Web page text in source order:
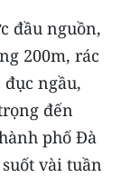
đầu nguồn,
200m, rác
ngầu,
đến
phố Đà
vài tuần